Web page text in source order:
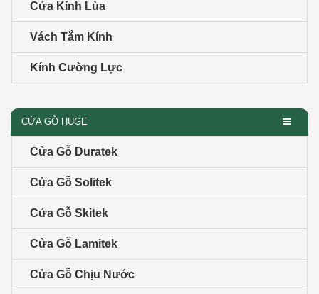
Cửa Kính Lùa
Vách Tắm Kính
Kính Cường Lực
CỬA GỖ HUGE
Cửa Gỗ Duratek
Cửa Gỗ Solitek
Cửa Gỗ Skitek
Cửa Gỗ Lamitek
Cửa Gỗ Chịu Nước